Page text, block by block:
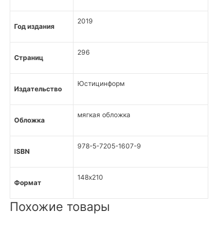
Год издания
2019
Страниц
296
Издательство
Юстицинформ
Обложка
мягкая обложка
ISBN
978-5-7205-1607-9
Формат
148х210
Похожие товары